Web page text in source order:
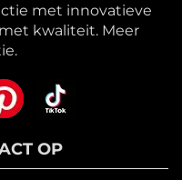
met innovatieve
kwaliteit. Meer
OP